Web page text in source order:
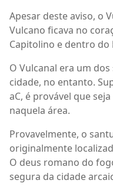
Apesar deste aviso, o
Vulcano ficava no
Capitolino e dentro do
O Vulcanal era um
cidade, no entanto.
aC, é provável que
naquela área.
Provavelmente, o
originalmente
O deus romano do
segura da cidade